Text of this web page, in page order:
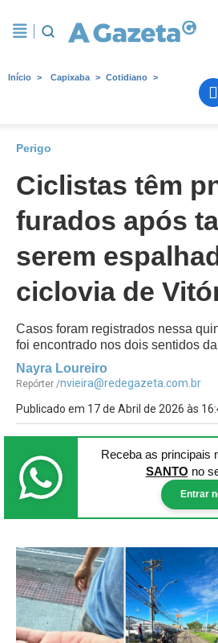
Início Capixaba Cotidiano
Perigo
Ciclistas têm
furados após
serem
ciclovia de
Casos foram registrados nessa
foi encontrado nos dois sentidos
Nayra Loureiro
Repórter /nvieira@redegazeta.com.br
Publicado em 17 de Abril de 2026 às
Receba as principais
SANTO no
Entrar